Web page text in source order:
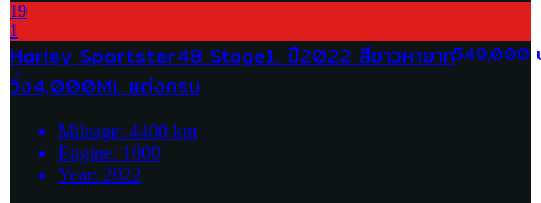
19
1
549,000
Harley Sportster48 Stage1. ปี2022 สีขาวหายาก
วิ่ง4,000Mi. แต่งครบ
Mileage: 4400 km
Engine: 1800
Year: 2022